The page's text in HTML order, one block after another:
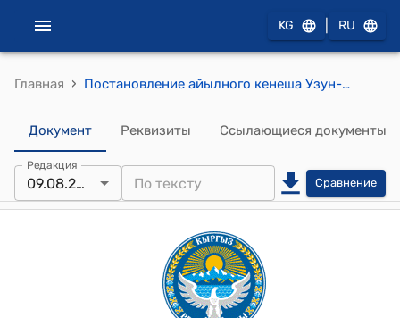
KG RU
Главная › Постановление айылного кенеша Узун-Кыр айылного аймака Узун-Кыр от 9 августа 2025 года № 35/ VIII "О даче согласия на принятие в муниципальную собственность айыл окмоту приусадебного земельного участка”
Документ Реквизиты Ссылающиеся документы
Редакция
09.08.2024 Сравнение